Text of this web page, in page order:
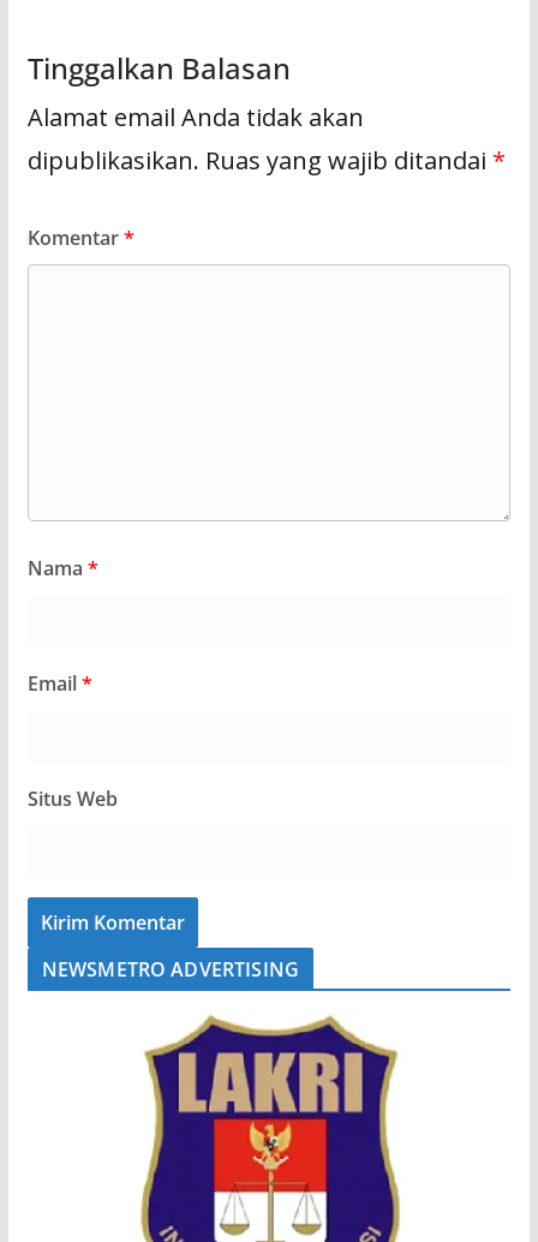
Tinggalkan Balasan
Alamat email Anda tidak akan
dipublikasikan. Ruas yang wajib ditandai *
Komentar*
Nama *
Email*
Situs Web
NEWSMETRO ADVERTISING